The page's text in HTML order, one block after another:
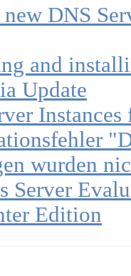
DNS
and
Update
wurden
Server
Edition